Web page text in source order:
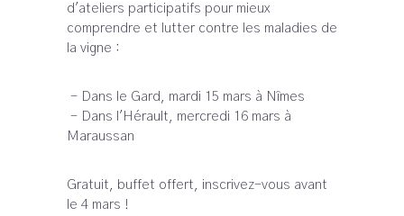
d'ateliers participatifs pour mieux
comprendre et lutter contre les maladies de
la vigne :
- Dans le Gard, mardi 15 mars à Nîmes
- Dans l'Hérault, mercredi 16 mars à
Maraussan
Gratuit, buffet offert, inscrivez-vous avant
le 4 mars !